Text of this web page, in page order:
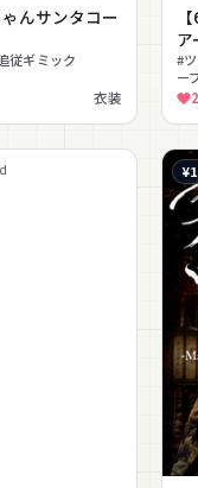
んサンタコー
従ギミック
衣装
ア
#
ー
ー